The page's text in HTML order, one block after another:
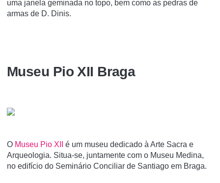
uma janela geminada no topo, bem como as pedras de
armas de D. Dinis.
Museu Pio XII Braga
O Museu Pio XII
é um museu dedicado à Arte Sacra e
Arqueologia. Situa-se, juntamente com o Museu Medina,
no edifí­cio do Seminário Conciliar de Santiago em Braga.